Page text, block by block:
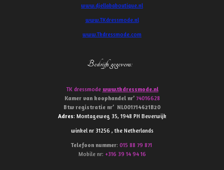
www.djellababoutique.nl
www.TKdressmode.nl
www.Tkdressmode.com
Bedrijfs gegevens:
TK dressmode www.tkdressmode.nl
Kamer van koophandel nr’ 74016628
Btw registratie nr’ NL001714621B20
Adres: Montageweg 35, 1948 PH Beverwijk
winkel nr 31256 , the Netherlands
Telefoon nummer: 015 88 79 871
Mobile nr: +316 39 14 94 16